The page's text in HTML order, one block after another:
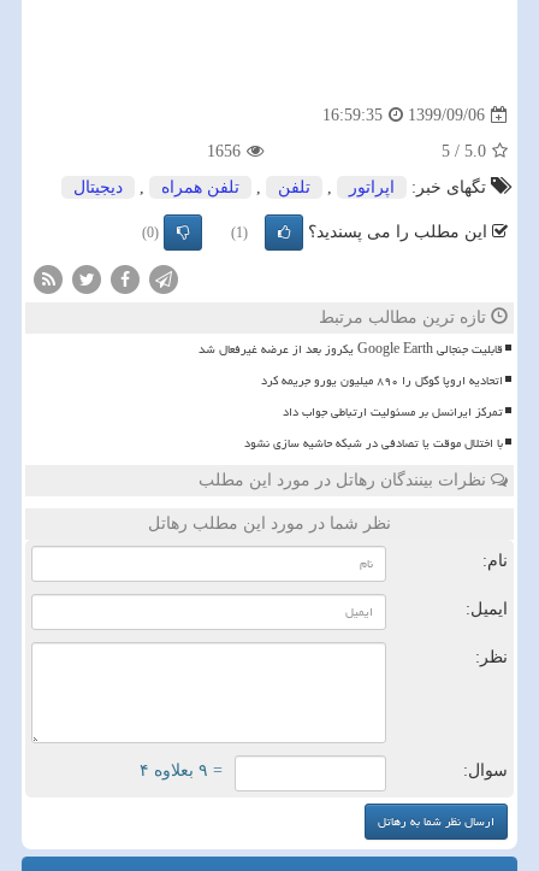
1399/09/06
16:59:35
5.0
/
5
1656
تگهای خبر:
اپراتور , تلفن , تلفن همراه , دیجیتال
این مطلب را می پسندید؟ (1)
(0)
تازه ترین مطالب مرتبط
قابلیت جنجالی Google Earth یکروز بعد از عرضه غیرفعال شد
اتحادیه اروپا گوگل را ۸۹۰ میلیون یورو جریمه کرد
تمرکز ایرانسل بر مسئولیت ارتباطی جواب داد
با اختلال موقت یا تصادفی در شبکه حاشیه سازی نشود
نظرات بینندگان رهاتل در مورد این مطلب
نظر شما در مورد این مطلب رهاتل
نام:
ایمیل:
نظر:
سوال: = ۹ بعلاوه ۴